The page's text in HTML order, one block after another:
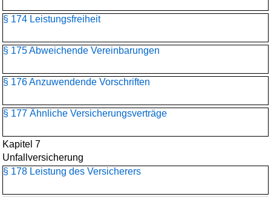
§ 174 Leistungsfreiheit
§ 175 Abweichende Vereinbarungen
§ 176 Anzuwendende Vorschriften
§ 177 Ähnliche Versicherungsverträge
Kapitel 7
Unfallversicherung
§ 178 Leistung des Versicherers